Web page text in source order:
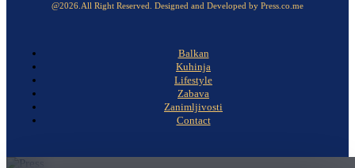
@2026.All Right Reserved. Designed and Developed by Press.co.me
Balkan
Kuhinja
Lifestyle
Zabava
Zanimljivosti
Contact